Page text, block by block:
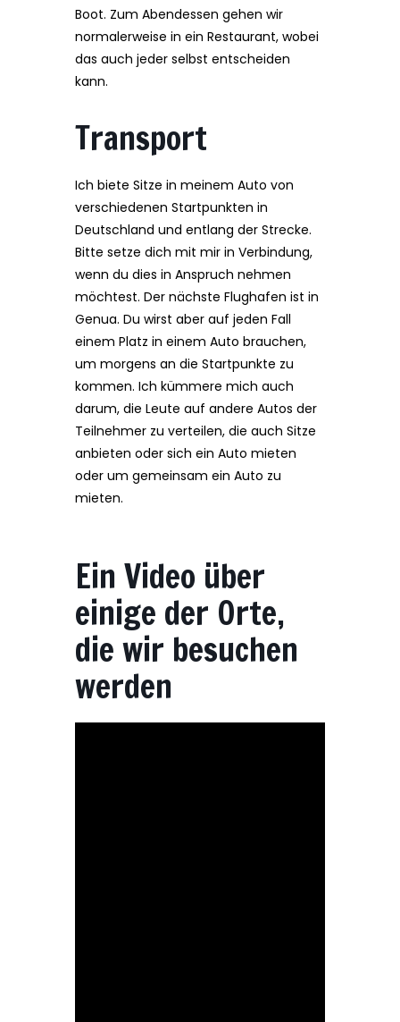
Boot. Zum Abendessen gehen wir
normalerweise in ein Restaurant, wobei
das auch jeder selbst entscheiden
kann.
Transport
Ich biete Sitze in meinem Auto von
verschiedenen Startpunkten in
Deutschland und entlang der Strecke.
Bitte setze dich mit mir in Verbindung,
wenn du dies in Anspruch nehmen
möchtest. Der nächste Flughafen ist in
Genua. Du wirst aber auf jeden Fall
einem Platz in einem Auto brauchen,
um morgens an die Startpunkte zu
kommen. Ich kümmere mich auch
darum, die Leute auf andere Autos der
Teilnehmer zu verteilen, die auch Sitze
anbieten oder sich ein Auto mieten
oder um gemeinsam ein Auto zu
mieten.
Ein Video über
einige der Orte,
die wir besuchen
werden